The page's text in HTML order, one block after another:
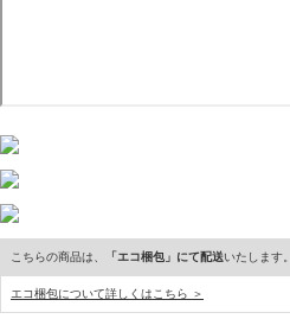
こちらの商品は、 「エコ梱包」にて配送いたします。
エコ梱包について詳しくはこちら ＞